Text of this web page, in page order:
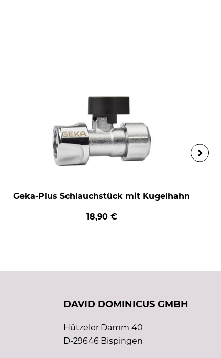
Geka-Plus Schlauchstück mit Kugelhahn
18,90 €
DAVID DOMINICUS GMBH
Hützeler Damm 40
D-29646 Bispingen